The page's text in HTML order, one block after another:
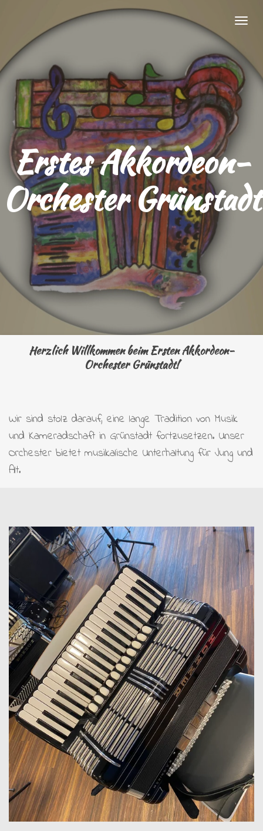
Hauptinhalt
springen
Erstes Akkordeon-
Orchester Grünstadt
Herzlich Willkommen beim Ersten Akkordeon-
Orchester Grünstadt!
Wir sind stolz darauf, eine lange Tradition von Musik
und Kameradschaft in Grünstadt fortzusetzen. Unser
Orchester bietet musikalische Unterhaltung für Jung und
Alt.